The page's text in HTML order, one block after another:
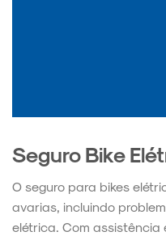
Seguro Bike
O seguro para bikes
avarias, incluindo
elétrica. Com